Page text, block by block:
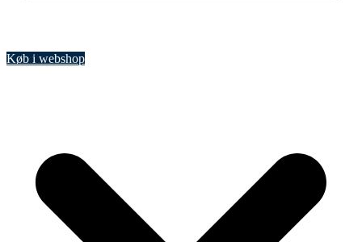
Køb i webshop